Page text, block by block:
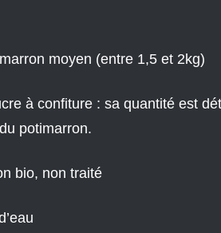
moyen (entre 1,5 et 2kg)
à confiture : sa quantité est
potimarron.
bio, non traité